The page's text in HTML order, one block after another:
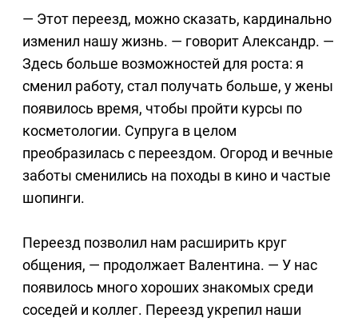
— Этот переезд, можно сказать, кардинально
изменил нашу жизнь. — говорит Александр. —
Здесь больше возможностей для роста: я
сменил работу, стал получать больше, у жены
появилось время, чтобы пройти курсы по
косметологии. Супруга в целом
преобразилась с переездом. Огород и вечные
заботы сменились на походы в кино и частые
шопинги.
Переезд позволил нам расширить круг
общения, — продолжает Валентина. — У нас
появилось много хороших знакомых среди
соседей и коллег. Переезд укрепил наши